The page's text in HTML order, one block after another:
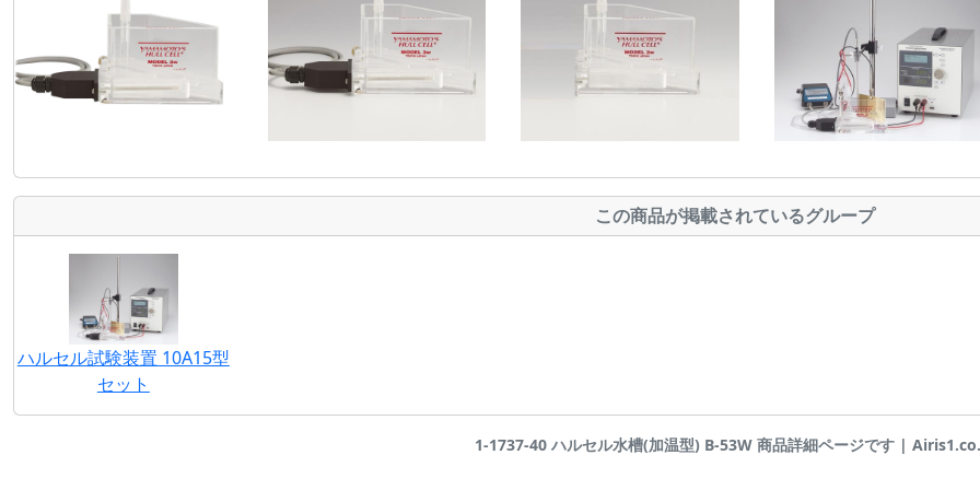
この商品が掲載されているグループ
ハルセル試験装置 10A15型
セット
1-1737-40 ハルセル水槽(加温型) B-53W 商品詳細ページです |